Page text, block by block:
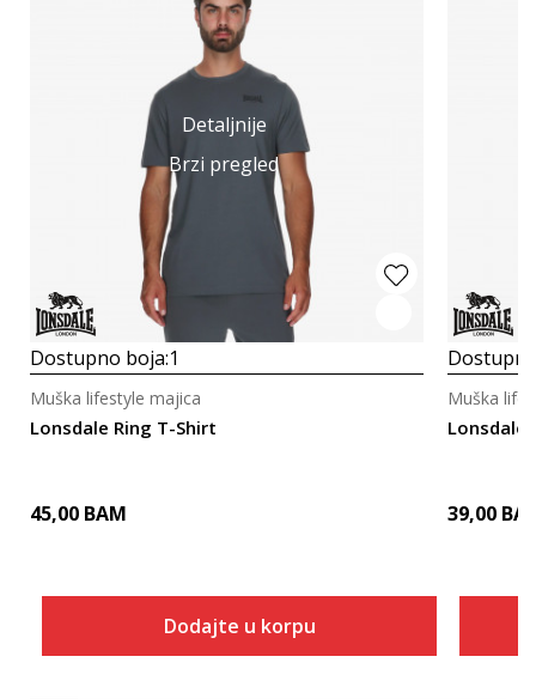
Detaljnije
Brzi pregled
Dostupno boja:1
Lonsdale Ring T-Shirt
Muška lifestyle majica
45,00 BAM
Dodajte u korpu
Lonsdale
Muška
39,00